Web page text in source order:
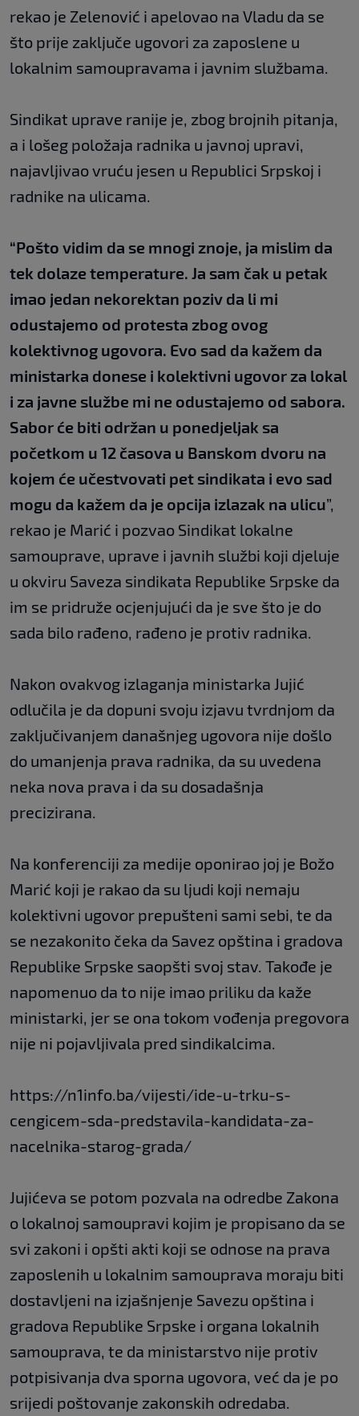
rekao je Zelenović i apelovao na Vladu da se
što prije zaključe ugovori za zaposlene u
lokalnim samoupravama i javnim službama.
Sindikat uprave ranije je, zbog brojnih pitanja,
a i lošeg položaja radnika u javnoj upravi,
najavljivao vruću jesen u Republici Srpskoj i
radnike na ulicama.
“Pošto vidim da se mnogi znoje, ja mislim da
tek dolaze temperature. Ja sam čak u petak
imao jedan nekorektan poziv da li mi
odustajemo od protesta zbog ovog
kolektivnog ugovora. Evo sad da kažem da
ministarka donese i kolektivni ugovor za lokal
i za javne službe mi ne odustajemo od sabora.
Sabor će biti održan u ponedjeljak sa
početkom u 12 časova u Banskom dvoru na
kojem će učestvovati pet sindikata i evo sad
mogu da kažem da je opcija izlazak na ulicu”,
rekao je Marić i pozvao Sindikat lokalne
samouprave, uprave i javnih službi koji djeluje
u okviru Saveza sindikata Republike Srpske da
im se pridruže ocjenjujući da je sve što je do
sada bilo rađeno, rađeno je protiv radnika.
Nakon ovakvog izlaganja ministarka Jujić
odlučila je da dopuni svoju izjavu tvrdnjom da
zaključivanjem današnjeg ugovora nije došlo
do umanjenja prava radnika, da su uvedena
neka nova prava i da su dosadašnja
precizirana.
Na konferenciji za medije oponirao joj je Božo
Marić koji je rakao da su ljudi koji nemaju
kolektivni ugovor prepušteni sami sebi, te da
se nezakonito čeka da Savez opština i gradova
Republike Srpske saopšti svoj stav. Takođe je
napomenuo da to nije imao priliku da kaže
ministarki, jer se ona tokom vođenja pregovora
nije ni pojavljivala pred sindikalcima.
https://n1info.ba/vijesti/ide-u-trku-s-
cengicem-sda-predstavila-kandidata-za-
nacelnika-starog-grada/
Jujićeva se potom pozvala na odredbe Zakona
o lokalnoj samoupravi kojim je propisano da se
svi zakoni i opšti akti koji se odnose na prava
zaposlenih u lokalnim samouprava moraju biti
dostavljeni na izjašnjenje Savezu opština i
gradova Republike Srpske i organa lokalnih
samouprava, te da ministarstvo nije protiv
potpisivanja dva sporna ugovora, već da je po
srijedi poštovanje zakonskih odredaba.